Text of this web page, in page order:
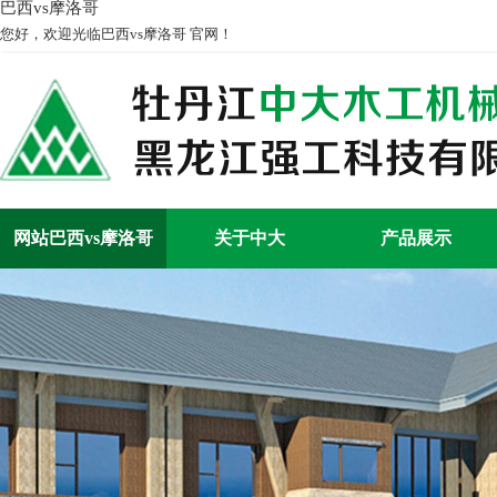
巴西vs摩洛哥
您好，欢迎光临巴西vs摩洛哥 官网！
网站巴西vs摩洛哥 关于中大 产品展示